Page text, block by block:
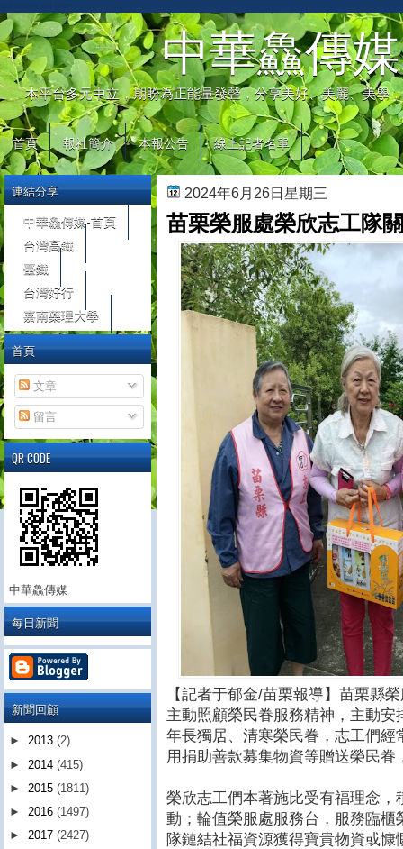
中華鱻傳媒
本平台多元中立，期盼為正能量發聲，分享美好、美麗、美學
首頁 報社簡介 本報公告 線上記者名單
2024年6月26日星期三
苗栗榮服處榮欣志工隊
【記者于郁金/苗栗報導】苗栗縣
主動照顧榮民眷服務精神，主動
年長獨居、清寒榮民眷，志工們
用捐助善款募集物資等贈送榮民眷
榮欣志工們本著施比受有福理念
動；輪值榮服處服務台，服務臨
隊鏈結社福資源獲得寶貴物資或
連結分享
中華鱻傳媒-首頁
台灣高鐵
臺鐵
台灣好行
嘉南藥理大學
首頁
文章
留言
QR CODE
中華鱻傳媒
每日新聞
新聞回顧
► 2013 (2)
► 2014 (415)
► 2015 (1811)
► 2016 (1497)
► 2017 (2427)